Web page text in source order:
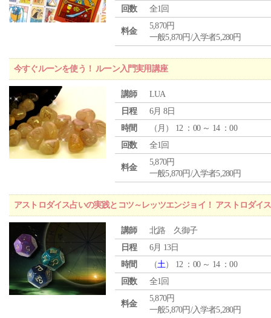
回数
全1回
料金
5,870円
一般5,870円/入学者5,280円
今すぐルーンを使う！ ルーン入門実用講座
講師
LUA
日程
6月 8日
時間
（ 月 ） 12 ：00 ～ 14 ：00
回数
全1回
料金
5,870円
一般5,870円/入学者5,280円
アストロダイス占いの実践とコツ～レッツエンジョイ！ アストロダイ
講師
北路 久御子
日程
6月 13日
時間
（土） 12 ：00 ～ 14 ：00
回数
全1回
料金
5,870円
一般5,870円/入学者5,280円